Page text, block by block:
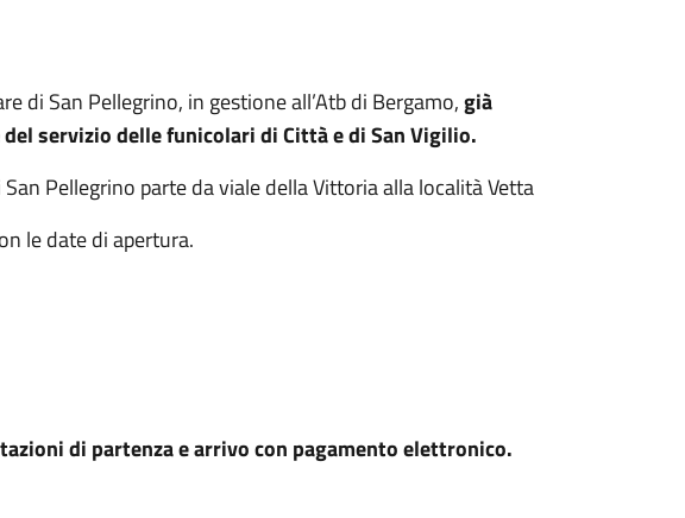
di San Pellegrino, in gestione all’Atb di Bergamo,già
servizio delle funicolari di Città e di San Vigilio.
Pellegrino parte da viale della Vittoria alla località Vetta
le date di apertura.
di partenza e arrivo con pagamento elettronico.